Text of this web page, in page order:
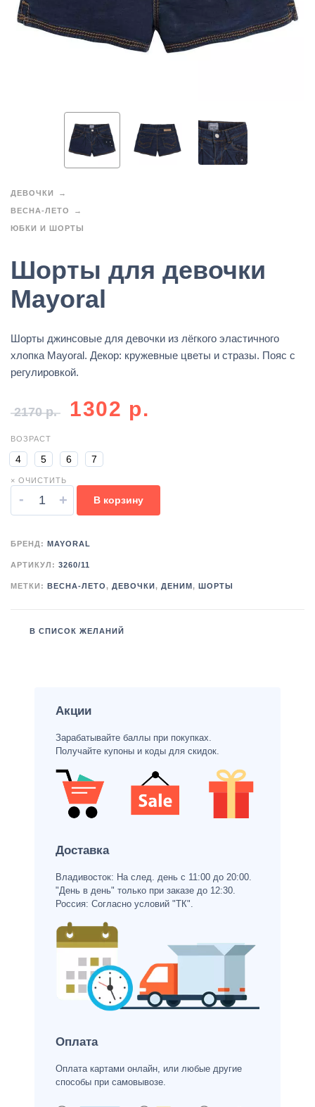
ДЕВОЧКИ
ВЕСНА-ЛЕТО
ЮБКИ И ШОРТЫ
Шорты для девочки
Mayoral
Шорты джинсовые для девочки из лёгкого эластичного
хлопка Mayoral. Декор: кружевные цветы и стразы. Пояс с
регулировкой.
2170р. 1302 р.
ВОЗРАСТ
4 5 6 7
× ОЧИСТИТЬ
- + В корзину
БРЕНД: MAYORAL
АРТИКУЛ: 3260/11
МЕТКИ: ВЕСНА-ЛЕТО, ДЕВОЧКИ , ДЕНИМ , ШОРТЫ
В СПИСОК ЖЕЛАНИЙ
Акции
Зарабатывайте баллы при покупках.
Получайте купоны и коды для скидок.
Доставка
Владивосток: На след. день с 11:00 до 20:00.
"День в день" только при заказе до 12:30.
Россия: Согласно условий "ТК".
Оплата
Оплата картами онлайн, или любые другие
способы при самовывозе.